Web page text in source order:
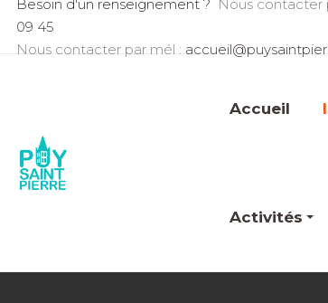
Besoin d'un renseignement ? Nous contacter
09 45
Nous contacter par mél :
Accueil
Activités